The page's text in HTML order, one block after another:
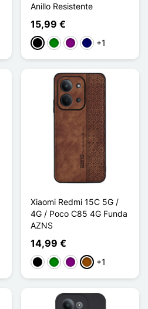
Anillo Resistente
15,99 €
NegroVerdePúrpuraAzul marino
+1
Xiaomi Redmi 15C 5G /
4G / Poco C85 4G Funda
AZNS
14,99 €
NegroVerdePúrpuraMarrón
+1